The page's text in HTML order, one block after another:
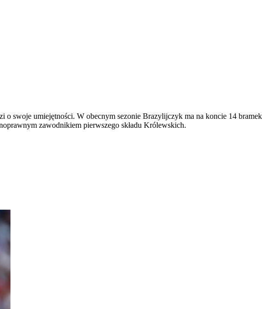
swoje umiejętności. W obecnym sezonie Brazylijczyk ma na koncie 14 bramek
zawodnikiem pierwszego składu Królewskich.